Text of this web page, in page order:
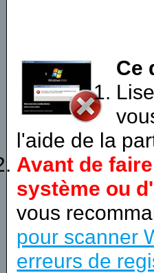
Ce
l'aide de la
Avant de
système ou
vous
pour scanner
erreurs de